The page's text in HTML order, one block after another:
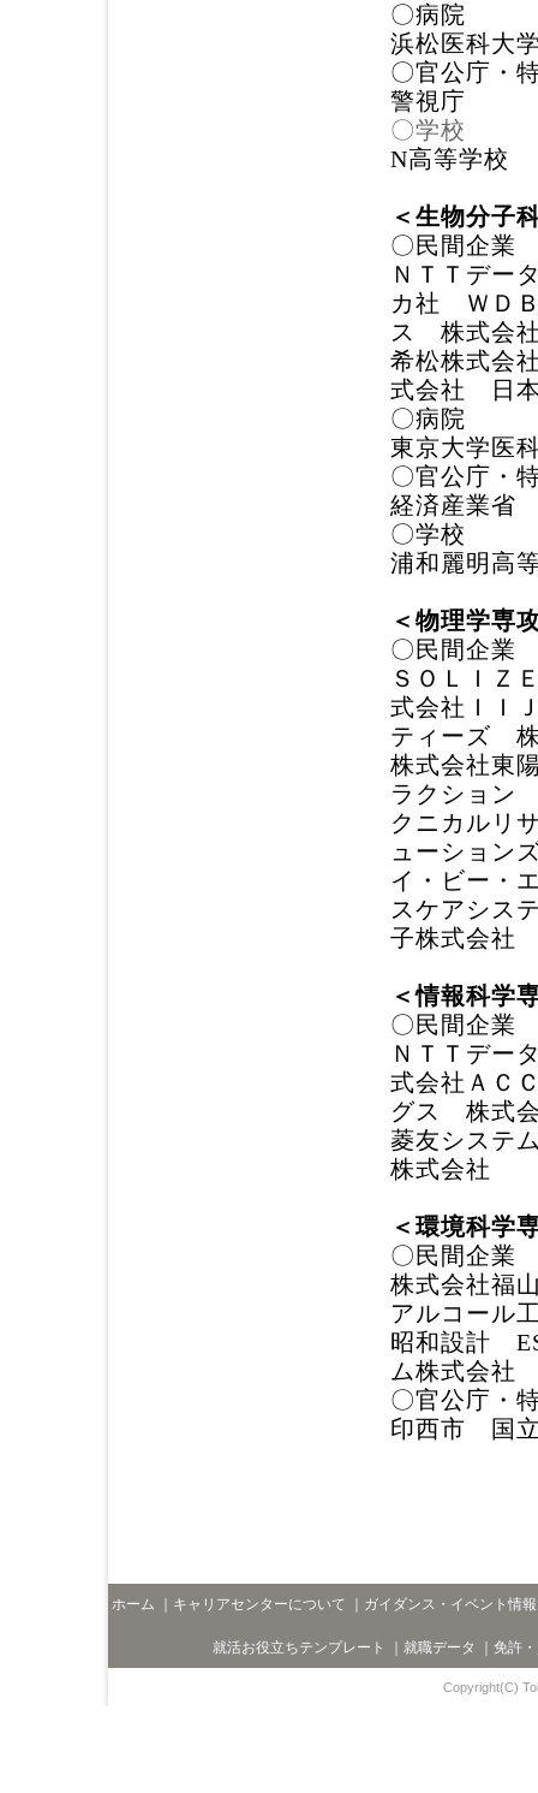
〇病院
浜松医科大
〇官公庁・
警視庁
〇学校
N高等学校
＜生物分子
〇民間企業
ＮＴＴデー
カ社 ＷＤ
ス 株式会
希松株式会
式会社 日本
〇病院
東京大学医
〇官公庁・
経済産業省
〇学校
浦和麗明高
＜物理学専
〇民間企業
ＳＯＬＩＺ
式会社ＩＩ
ティーズ
株式会社東
ラクション
クニカルリ
ューション
イ・ビー・
スケアシス
子株式会社
＜情報科学
〇民間企業
ＮＴＴデー
式会社ＡＣ
グス 株式
菱友シス
株式会社
＜環境科学
〇民間企業
株式会社福
アルコール
昭和設計
ム株式会
〇官公庁・
印西市
国
ホーム キャリアセンターについて ガイダンス・イベント情報
就活お役立ちテンプレート 就職データ 免許
Copyright(C)